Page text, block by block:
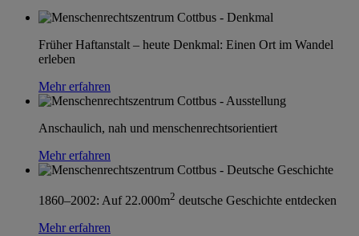
Früher Haftanstalt – heute Denkmal: Einen Ort im Wandel
erleben
Mehr erfahren
Anschaulich, nah und menschenrechtsorientiert
Mehr erfahren
1860–2002: Auf 22.000m2 deutsche Geschichte entdecken
Mehr erfahren